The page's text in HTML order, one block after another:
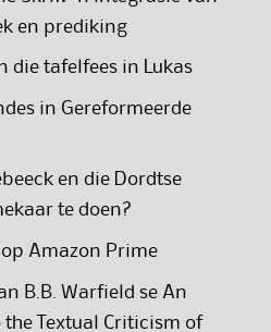
en prediking
die tafelfees in Lukas
in Gereformeerde
en die Dordtse
te doen?
Amazon Prime
B.B. Warfield se An
Textual Criticism of